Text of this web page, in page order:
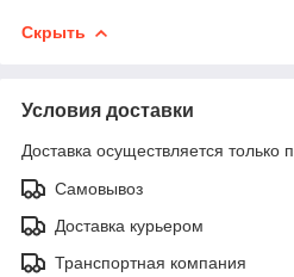
Скрыть
Условия доставки
Доставка осуществляется только
Самовывоз
Доставка курьером
Транспортная компания